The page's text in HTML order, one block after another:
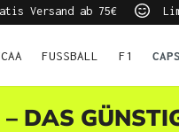
Versand ab 75€
FUSSBALL F1 CAPS
DAS